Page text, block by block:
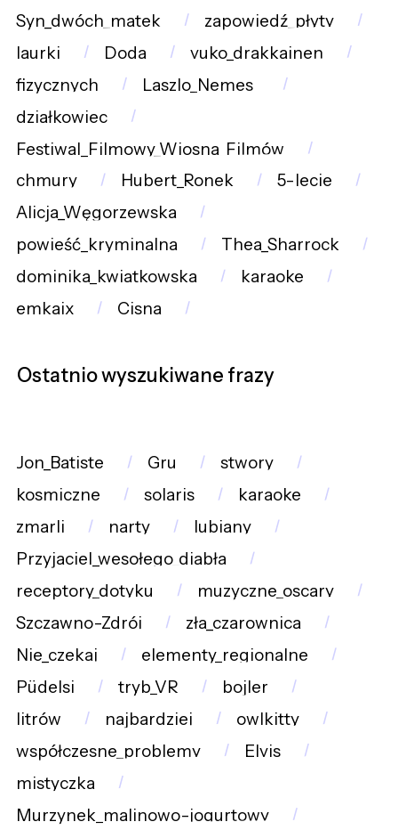
Syn_dwóch_matek
zapowiedź_płyty
laurki
Doda
vuko_drakkainen
fizycznych
Laszlo_Nemes_
działkowiec
Festiwal_Filmowy_Wiosna_Filmów
chmury
Hubert_Ronek
5-lecie
Alicja_Węgorzewska
powieść_kryminalna
Thea_Sharrock
dominika_kwiatkowska
karaoke
emkaix
Cisna
Ostatnio wyszukiwane frazy
Jon_Batiste Gru
stwory
kosmiczne
solaris
karaoke
zmarli
narty
lubiany
Przyjaciel_wesołego_diabła
receptory_dotyku
muzyczne_oscary
Szczawno-Zdrój
zła_czarownica
Nie_czekaj
elementy_regionalne
Püdelsi
tryb_VR
bojler
litrów
najbardziej
owlkitty
współczesne_problemy
Elvis
mistyczka
Murzynek_malinowo-jogurtowy